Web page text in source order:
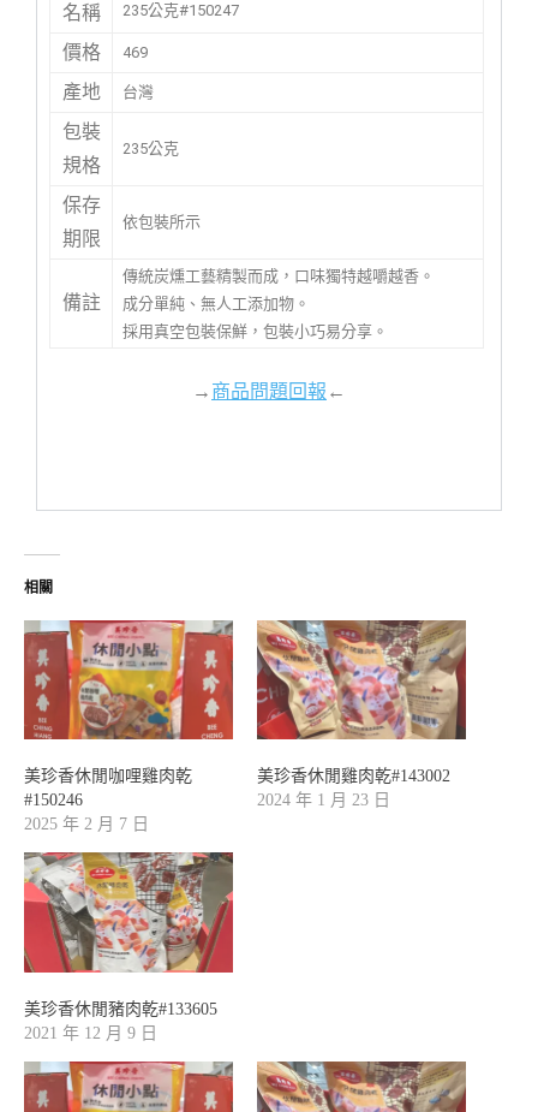
名稱
235公克#150247
價格 469
產地 台灣
包裝
規格
235公克
保存
期限
依包裝所示
備註
傳統炭燻工藝精製而成，口味獨特越嚼越香。
成分單純、無人工添加物。
採用真空包裝保鮮，包裝小巧易分享。
→商品問題回報←
相關
美珍香休閒咖哩雞肉乾
#150246
2025 年 2 月 7 日
美珍香休閒雞肉乾#143002
2024 年 1 月 23 日
美珍香休閒豬肉乾#133605
2021 年 12 月 9 日